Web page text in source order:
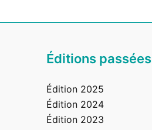
Éditions passées
Édition 2025
Édition 2024
Édition 2023